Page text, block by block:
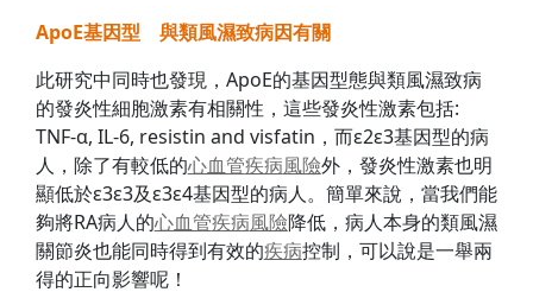
ApoE基因型 與類風濕致病因有關
此研究中同時也發現，ApoE的基因型態與類風濕致病
的發炎性細胞激素有相關性，這些發炎性激素包括:
TNF-α, IL-6, resistin and visfatin，而ε2ε3基因型的病
人，除了有較低的心血管疾病風險外，發炎性激素也明
顯低於ε3ε3及ε3ε4基因型的病人。簡單來說，當我們能
夠將RA病人的心血管疾病風險降低，病人本身的類風濕
關節炎也能同時得到有效的疾病控制，可以說是一舉兩
得的正向影響呢！